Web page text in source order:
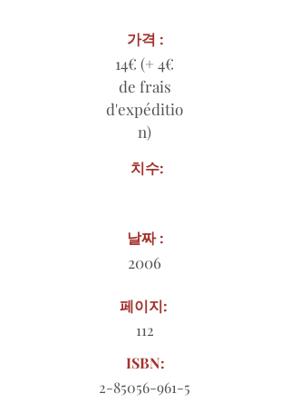
가격 :
14€ (+ 4€
de frais
d'expéditio
n)
치수:
날짜 :
2006
페이지:
112
ISBN:
2-85056-961-5